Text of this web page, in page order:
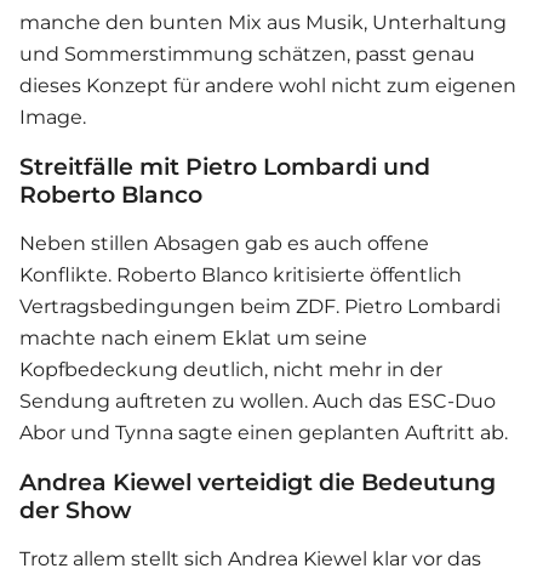
manche den bunten Mix aus Musik, Unterhaltung
und Sommerstimmung schätzen, passt genau
dieses Konzept für andere wohl nicht zum eigenen
Image.
Streitfälle mit Pietro Lombardi und
Roberto Blanco
Neben stillen Absagen gab es auch offene
Konflikte. Roberto Blanco kritisierte öffentlich
Vertragsbedingungen beim ZDF. Pietro Lombardi
machte nach einem Eklat um seine
Kopfbedeckung deutlich, nicht mehr in der
Sendung auftreten zu wollen. Auch das ESC-Duo
Abor und Tynna sagte einen geplanten Auftritt ab.
Andrea Kiewel verteidigt die Bedeutung
der Show
Trotz allem stellt sich Andrea Kiewel klar vor das